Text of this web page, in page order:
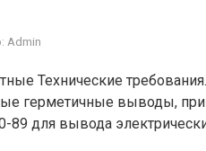
Admin
Технические
герметичные выводы,
89 для вывода